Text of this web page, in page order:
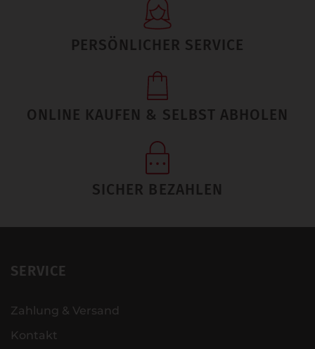
PERSÖNLICHER SERVICE
ONLINE KAUFEN & SELBST ABHOLEN
SICHER BEZAHLEN
SERVICE
Zahlung & Versand
Kontakt